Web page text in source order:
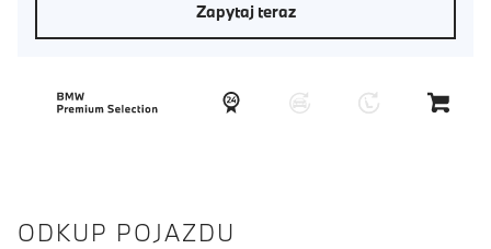
Zapytaj teraz
ODKUP POJAZDU